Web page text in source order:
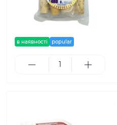
в наявності popular